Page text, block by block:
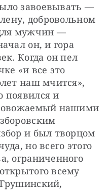
завоевывать —
добровольном
мужчин —
он, и гора
Когда он пел
«и все это
наш мчится»,
появился и
нашими
и был творцом
но всего этого
ограниченного
всему